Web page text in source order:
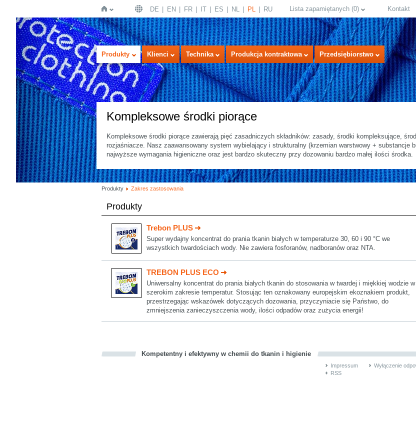
Strona
główna
DE EN FR IT ES NL PL RU Lista zapamiętanych (0) Kontakt
Produkty Klienci Technika Produkcja kontraktowa Przedsiębiorstwo
Kompleksowe środki piorące
Kompleksowe środki piorące zawierają pięć zasadniczych składników: zasady, środki kompleksujące,
rozjaśniacze. Nasz zaawansowany system wybielający i strukturalny (krzemian warstwowy + substancje
najwyższe wymagania higieniczne oraz jest bardzo skuteczny przy dozowaniu bardzo małej ilości środka.
Produkty Zakres zastosowania
Produkty
Trebon PLUS
Super wydajny koncentrat do prania tkanin białych w temperaturze 30, 60 i 90 °C we
wszystkich twardościach wody. Nie zawiera fosforanów, nadboranów oraz NTA.
TREBON PLUS ECO
Uniwersalny koncentrat do prania białych tkanin do stosowania w twardej i miękkiej wodzie w
szerokim zakresie temperatur. Stosując ten oznakowany europejskim ekoznakiem produkt,
przestrzegając wskazówek dotyczących dozowania, przyczyniacie się Państwo, do
zmniejszenia zanieczyszczenia wody, ilości odpadów oraz zużycia energii!
Kompetentny i efektywny w chemii do tkanin i higienie
Impressum Wyłączenie
RSS
select